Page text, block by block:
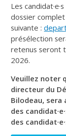
Les
dossier
suivante :
présélection
retenus seront
2026.
Veuillez noter
directeur du
Bilodeau, sera
des
des